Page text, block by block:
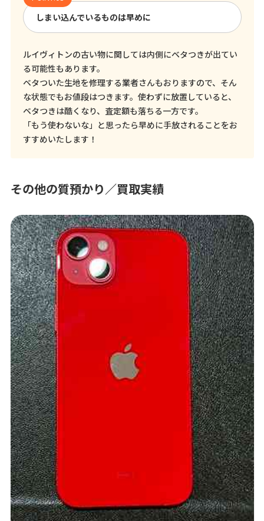
しまい込んでいるものは早めに
ルイヴィトンの古い物に関しては内側にベタつきが出てい
る可能性もあります。
ベタついた生地を修理する業者さんもおりますので、そん
な状態でもお値段はつきます。使わずに放置していると、
ベタつきは酷くなり、査定額も落ちる一方です。
「もう使わないな」と思ったら早めに手放されることをお
すすめいたします！
その他の質預かり／買取実績